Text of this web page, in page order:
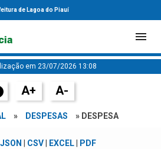
de Lagoa do Piauí
em 23/07/2026 13:08
A+ A-
» DESPESAS » DESPESA
JSON CSV| EXCEL| PDF